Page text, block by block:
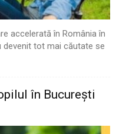
accelerată în România în
devenit tot mai căutate se
în București